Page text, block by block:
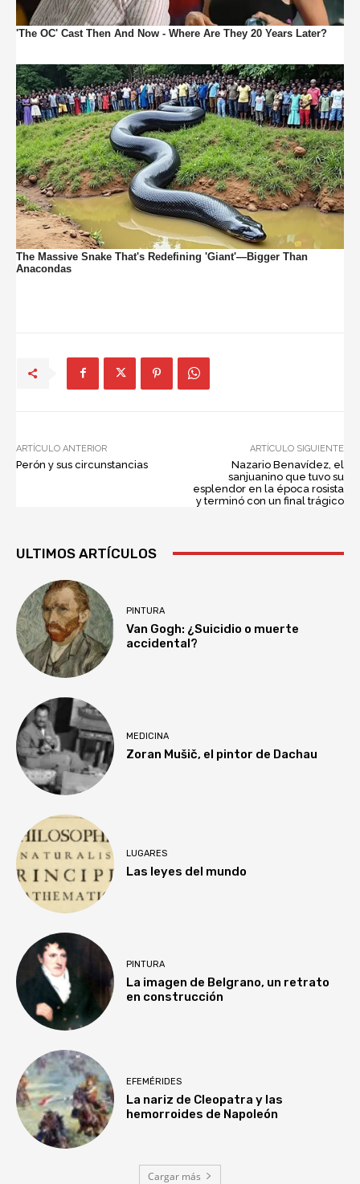
ARTÍCULO ANTERIOR
Perón y sus circunstancias
ARTÍCULO SIGUIENTE
Nazario Benavídez, el
sanjuanino que tuvo su
esplendor en la época rosista
y terminó con un final trágico
ULTIMOS ARTÍCULOS
PINTURA
Van Gogh: ¿Suicidio o muerte
accidental?
MEDICINA
Zoran Mušič, el pintor de Dachau
LUGARES
Las leyes del mundo
PINTURA
La imagen de Belgrano, un retrato
en construcción
EFEMÉRIDES
La nariz de Cleopatra y las
hemorroides de Napoleón
Cargar más